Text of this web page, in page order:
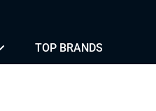
ZMES KORENIA A
OCHUCOVADLÁ
TOP BRANDS